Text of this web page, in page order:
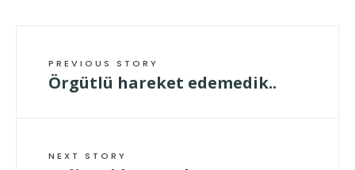
PREVIOUS STORY
Örgütlü hareket edemedik..
NEXT STORY